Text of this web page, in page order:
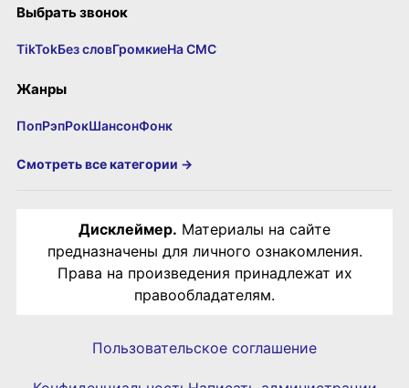
Выбрать звонок
TikTokБез словГромкиеНа СМС
Жанры
ПопРэпРокШансонФонк
Смотреть все категории →
Дисклеймер. Материалы на сайте
предназначены для личного ознакомления.
Права на произведения принадлежат их
правообладателям.
Пользовательское соглашение